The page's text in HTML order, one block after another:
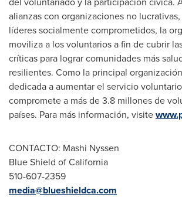
alianzas con organizaciones no
líderes socialmente comprometidos, la
moviliza a los voluntarios a fin de cubrir
críticas para lograr comunidades más
resilientes. Como la principal
dedicada a aumentar el servicio
compromete a más de 3.8 millones de
países. Para más información, visite
CONTACTO: Mashi Nyssen
Blue Shield ofCalifornia
510-607-2359
media@blueshieldca.com